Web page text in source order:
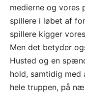
medierne og vores
spillere i løbet af
spillere kigger
Men det betyder
Husted og en
hold, samtidig med
hele truppen, på